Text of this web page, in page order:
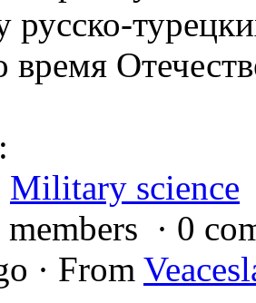
русско-
время
Military science
· 0
· From